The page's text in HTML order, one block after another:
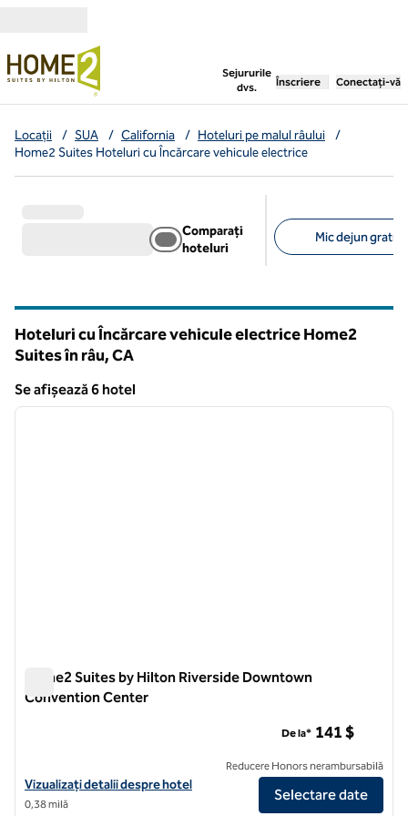
Sejururile
dvs.
, deschide o filă nouă
Înscriere Conectați-vă
Locații / SUA / California / Hoteluri pe malul râului
/
Home2 Suites Hoteluri cu Încărcare vehicule electrice
Comparați
hoteluri
Mic dejun gratuit
Hoteluri cu Încărcare vehicule electrice Home2
Suites în râu,CA
Se afișează 6 hotel
Se afișează 6 hotel
1 din 12
Home2 Suites by Hilton Riverside Downtown
Convention Center
Vizualizați detaliile hotelului pentru Home2 Suites by Hilton
Vizualizați detalii despre hotel
0,38 milă
De la* 141 $
Reducere Honors nerambursabilă
Selectare date